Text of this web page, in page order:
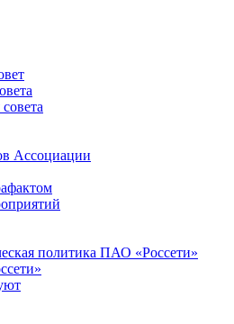
Ассоциации
политика ПАО «Россети»